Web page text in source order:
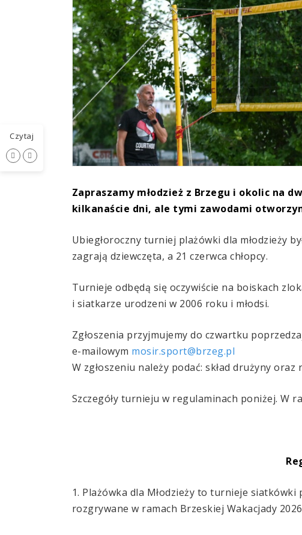
Zapraszamy młodzież z Brzegu i okolic na
kilkanaście dni, ale tymi zawodami
Ubiegłoroczny turniej plażówki dla młodzieży
zagrają dziewczęta, a 21 czerwca chłopcy.
Turnieje odbędą się oczywiście na boiskach
i siatkarze urodzeni w 2006 roku i młodsi.
Zgłoszenia przyjmujemy do czwartku
e-mailowym mosir.sport@brzeg.pl
W zgłoszeniu należy podać: skład drużyny
Szczegóły turnieju w regulaminach poniżej. W
1. Plażówka dla Młodzieży to turnieje
rozgrywane w ramach Brzeskiej Wakacjady
Czytaj